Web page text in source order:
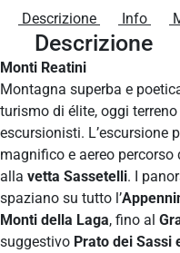
Descrizione
Info
Descrizione
Monti Reatini
Montagna superba e
turismo di élite, oggi
escursionisti. L’escursione
magnifico e aereo
alla vetta Sassetelli. I
spaziano su tutto l’
Monti della Laga, fino al
suggestivo Prato dei Sassi